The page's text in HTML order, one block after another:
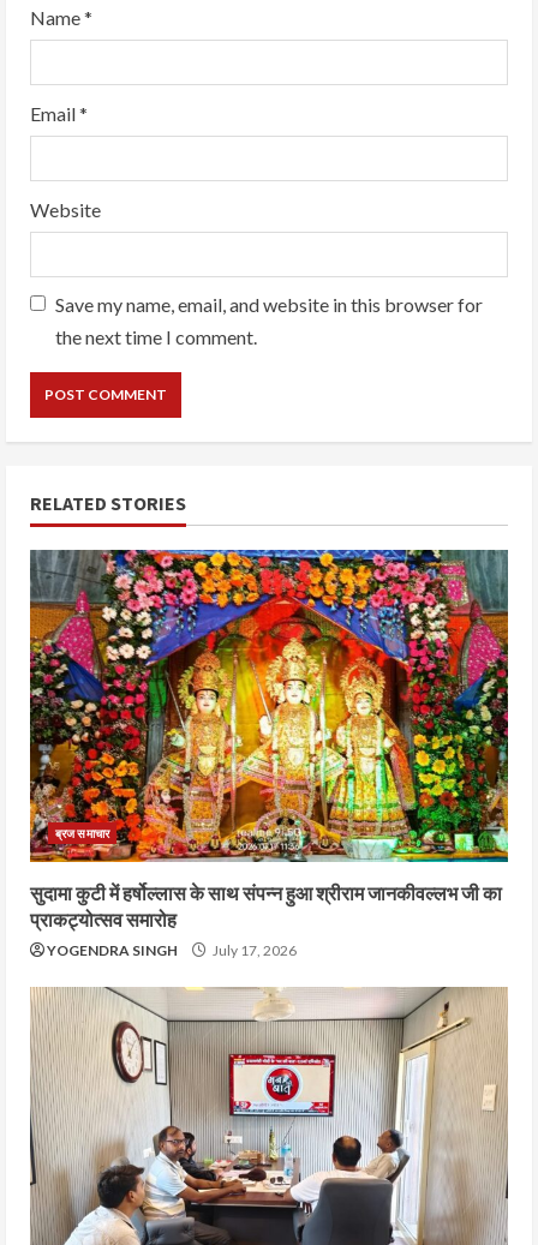
Name*
Email*
Website
Save my name, email, and website in this browser for
the next time I comment.
RELATED STORIES
ब्रज समाचार
सुदामा कुटी में हर्षोल्लास के साथ संपन्न हुआ श्रीराम जानकीवल्लभ जी का
प्राकट्योत्सव समारोह
YOGENDRA SINGH July 17, 2026